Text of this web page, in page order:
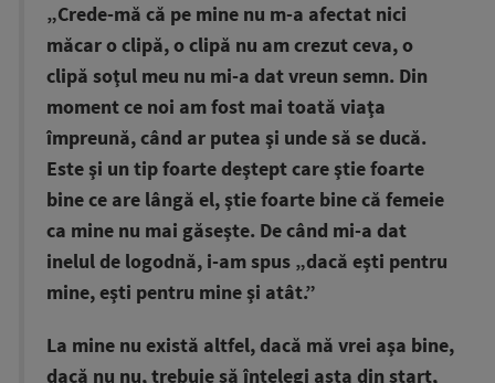
„Crede-mă că pe mine nu m-a afectat nici
măcar o clipă, o clipă nu am crezut ceva, o
clipă soţul meu nu mi-a dat vreun semn. Din
moment ce noi am fost mai toată viaţa
împreună, când ar putea şi unde să se ducă.
Este şi un tip foarte deştept care ştie foarte
bine ce are lângă el, ştie foarte bine că femeie
ca mine nu mai găseşte. De când mi-a dat
inelul de logodnă, i-am spus „dacă eşti pentru
mine, eşti pentru mine şi atât.”
La mine nu există altfel, dacă mă vrei aşa bine,
dacă nu nu, trebuie să înţelegi asta din start,